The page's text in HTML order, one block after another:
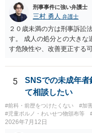
刑事事件に強い弁護士
三村 勇人 弁護士
２０歳未満の方は刑事訴訟
す。 成人の処分との大きな
す危険性や、改善更正する
年とされ、犯罪を犯してい
や少年院送致される可能性
ので、適切なアドバイスが
で生活環境が整っていれば
ます。
5
SNSでの未成年者
て相談したい
#前科・前歴をつけたくない #加
#児童ポルノ・わいせつ物頒布等
2026年7月12日